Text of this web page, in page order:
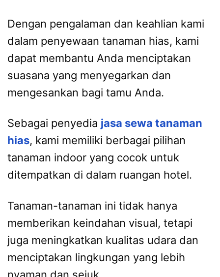
Dengan pengalaman dan keahlian kami
dalam penyewaan tanaman hias, kami
dapat membantu Anda menciptakan
suasana yang menyegarkan dan
mengesankan bagi tamu Anda.
Sebagai penyedia jasa sewa tanaman
hias, kami memiliki berbagai pilihan
tanaman indoor yang cocok untuk
ditempatkan di dalam ruangan hotel.
Tanaman-tanaman ini tidak hanya
memberikan keindahan visual, tetapi
juga meningkatkan kualitas udara dan
menciptakan lingkungan yang lebih
nyaman dan sejuk.